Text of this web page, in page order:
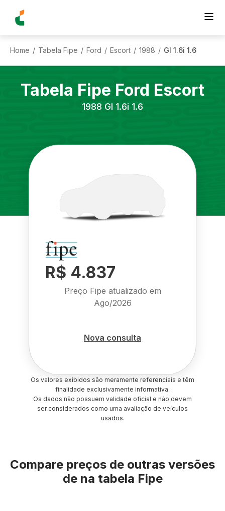
Home / Tabela Fipe / Ford / Escort / 1988 / Gl 1.6i 1.6
Tabela Fipe Ford Escort
1988 Gl 1.6i 1.6
R$ 4.837
Preço Fipe atualizado em
Ago/2026
Nova consulta
Os valores exibidos são meramente referenciais e têm
finalidade exclusivamente informativa.
Os dados não possuem validade oficial e não devem
ser considerados como uma avaliação de veículos
usados.
Compare preços de outras versões
de na tabela Fipe